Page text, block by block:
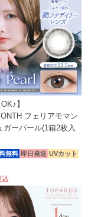
】
フェリアモマン
ガーパール(1箱2枚入
無料 即日発送 UVカット
込